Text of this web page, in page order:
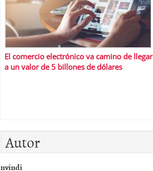
El comercio electrónico va camino de llegar
a un valor de 5 billones de dólares
Autor
nvindi